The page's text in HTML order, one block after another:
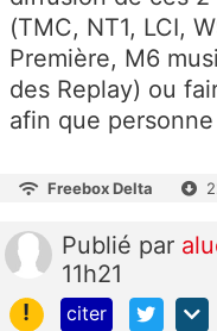
(TMC, NT1, LCI,
Première, M6
des Replay) ou
afin que
Freebox Delta
Publié par
11h21
!
citer